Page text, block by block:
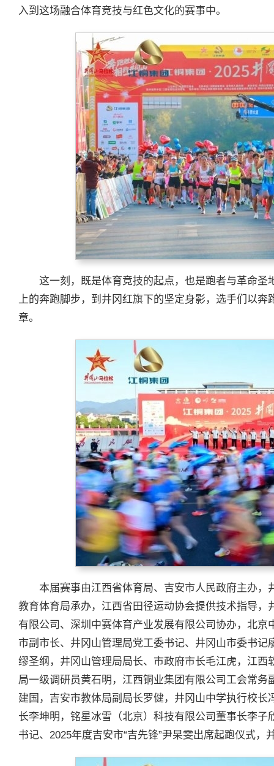
入到这场融合体育竞技与红色文化的赛事中。
这一刻，既是体育竞技的起点，也是跑者与革命
上的奔跑脚步，到井冈红旗下的坚定身影，选手们以
章。
本届赛事由江西省体育局、吉安市人民政府主办
教育体育局承办，江西省田径运动协会提供技术指导
有限公司、深圳中赛体育产业发展有限公司协办，北
市副市长、井冈山管理局党工委书记、井冈山市委书
缪圣纲，井冈山管理局局长、市政府市长毛江虎，江
局一级调研员黄石明，江西铜业集团有限公司工会常
建国，吉安市教体局副局长罗健，井冈山中学执行校
长李坤明，铭星冰雪（北京）科技有限公司董事长李
书记、2025年度吉安市“吉先锋”尹杲雯出席起跑仪式，